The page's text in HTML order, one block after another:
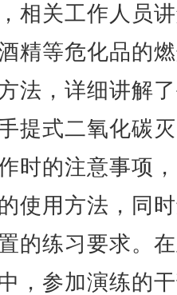
关工作人员
精等危化品的
法，详细讲解
提式二氧化碳
时的注意事项
使用方法，同
的练习要求。
，参加演练的